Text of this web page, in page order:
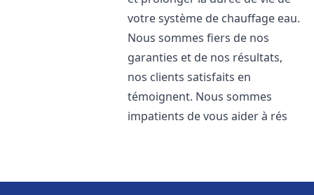
votre système de chauffage eau.
Nous sommes fiers de nos
garanties et de nos résultats,
nos clients satisfaits en
témoignent. Nous sommes
impatients de vous aider à rés